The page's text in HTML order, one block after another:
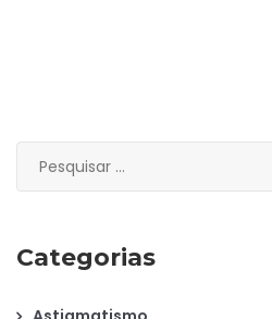
Categorias